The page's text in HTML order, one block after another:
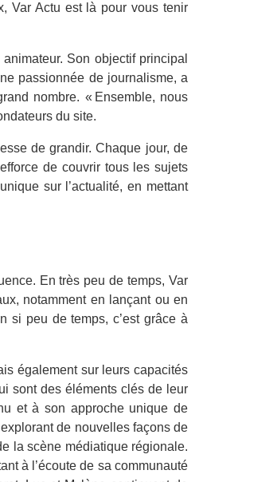
Var Actu est là pour vous tenir
Son objectif principal
passionnée de journalisme, a
nombre. « Ensemble, nous
du site.
de grandir. Chaque jour, de
de couvrir tous les sujets
sur l’actualité, en mettant
En très peu de temps, Var
notamment en lançant ou en
si peu de temps, c’est grâce à
également sur leurs capacités
sont des éléments clés de leur
et à son approche unique de
de nouvelles façons de
la scène médiatique régionale.
à l’écoute de sa communauté